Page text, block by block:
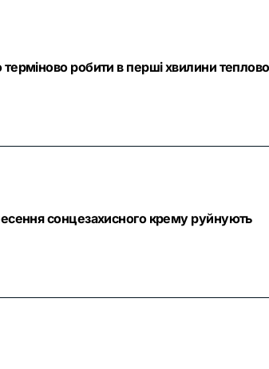
робити в перші хвилини
сонцезахисного крему руйнують